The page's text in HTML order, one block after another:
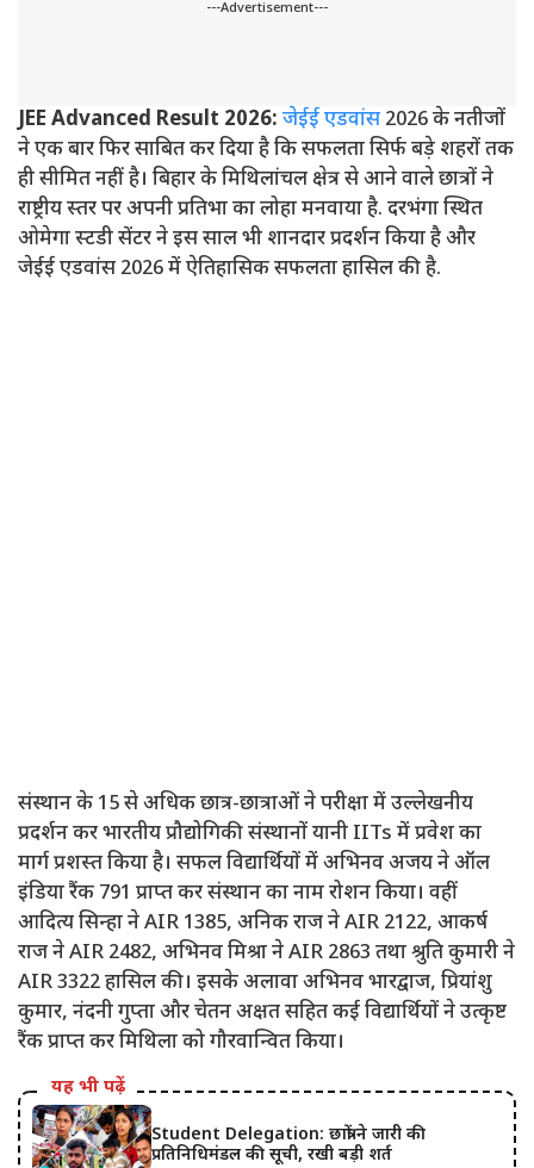
---Advertisement---
JEE Advanced Result 2026: जेईई एडवांस 2026 के नतीजों
ने एक बार फिर साबित कर दिया है कि सफलता सिर्फ बड़े शहरों तक
ही सीमित नहीं है। बिहार के मिथिलांचल क्षेत्र से आने वाले छात्रों ने
राष्ट्रीय स्तर पर अपनी प्रतिभा का लोहा मनवाया है. दरभंगा स्थित
ओमेगा स्टडी सेंटर ने इस साल भी शानदार प्रदर्शन किया है और
जेईई एडवांस 2026 में ऐतिहासिक सफलता हासिल की है.
संस्थान के 15 से अधिक छात्र-छात्राओं ने परीक्षा में उल्लेखनीय
प्रदर्शन कर भारतीय प्रौद्योगिकी संस्थानों यानी IITs में प्रवेश का
मार्ग प्रशस्त किया है। सफल विद्यार्थियों में अभिनव अजय ने ऑल
इंडिया रैंक 791 प्राप्त कर संस्थान का नाम रोशन किया। वहीं
आदित्य सिन्हा ने AIR 1385, अनिक राज ने AIR 2122, आकर्ष
राज ने AIR 2482, अभिनव मिश्रा ने AIR 2863 तथा श्रुति कुमारी ने
AIR 3322 हासिल की। इसके अलावा अभिनव भारद्वाज, प्रियांशु
कुमार, नंदनी गुप्ता और चेतन अक्षत सहित कई विद्यार्थियों ने उत्कृष्ट
रैंक प्राप्त कर मिथिला को गौरवान्वित किया।
यह भी पढ़ें
Student Delegation: छात्रों ने जारी की
प्रतिनिधिमंडल की सूची, रखी बड़ी शर्त